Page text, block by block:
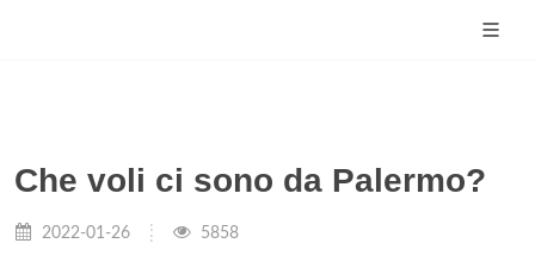
Che voli ci sono da Palermo?
2022-01-26 5858